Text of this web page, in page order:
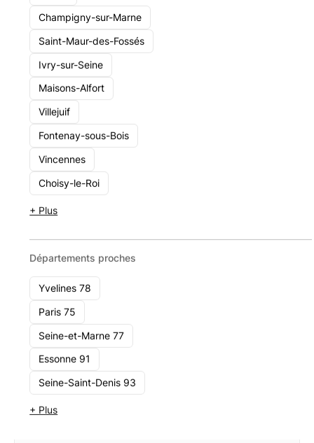
Champigny-sur-Marne
Saint-Maur-des-Fossés
Ivry-sur-Seine
Maisons-Alfort
Villejuif
Fontenay-sous-Bois
Vincennes
Choisy-le-Roi
+ Plus
Départements proches
Yvelines 78
Paris 75
Seine-et-Marne 77
Essonne 91
Seine-Saint-Denis 93
+ Plus
Optivest
4 rue d’Arras, 75005 Paris, France
1 - 10